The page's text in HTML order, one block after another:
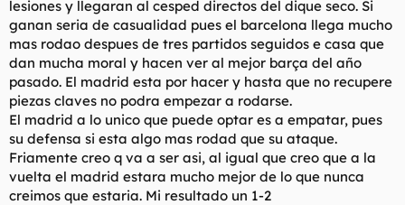
lesiones y llegaran al cesped directos del dique seco. Si
ganan seria de casualidad pues el barcelona llega mucho
mas rodao despues de tres partidos seguidos e casa que
dan mucha moral y hacen ver al mejor barça del año
pasado. El madrid esta por hacer y hasta que no recupere
piezas claves no podra empezar a rodarse.
El madrid a lo unico que puede optar es a empatar, pues
su defensa si esta algo mas rodad que su ataque.
Friamente creo q va a ser asi, al igual que creo que a la
vuelta el madrid estara mucho mejor de lo que nunca
creimos que estaria. Mi resultado un 1-2